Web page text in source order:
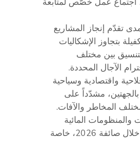
تقدّم إنجاز المشاريع
بتجاوز الإشكاليات
بين مختلف
الآجال المحددة.
واقتصادية وسياحية
مشدّداً على
المخاطر والآفات.
والمنظومات المائية
وضمان جاهزيتها، وتأمين التزوّد المنتظم بالماء الصالح للشرب لفائدة المواطنين خلال صائفة 2026، خاصة